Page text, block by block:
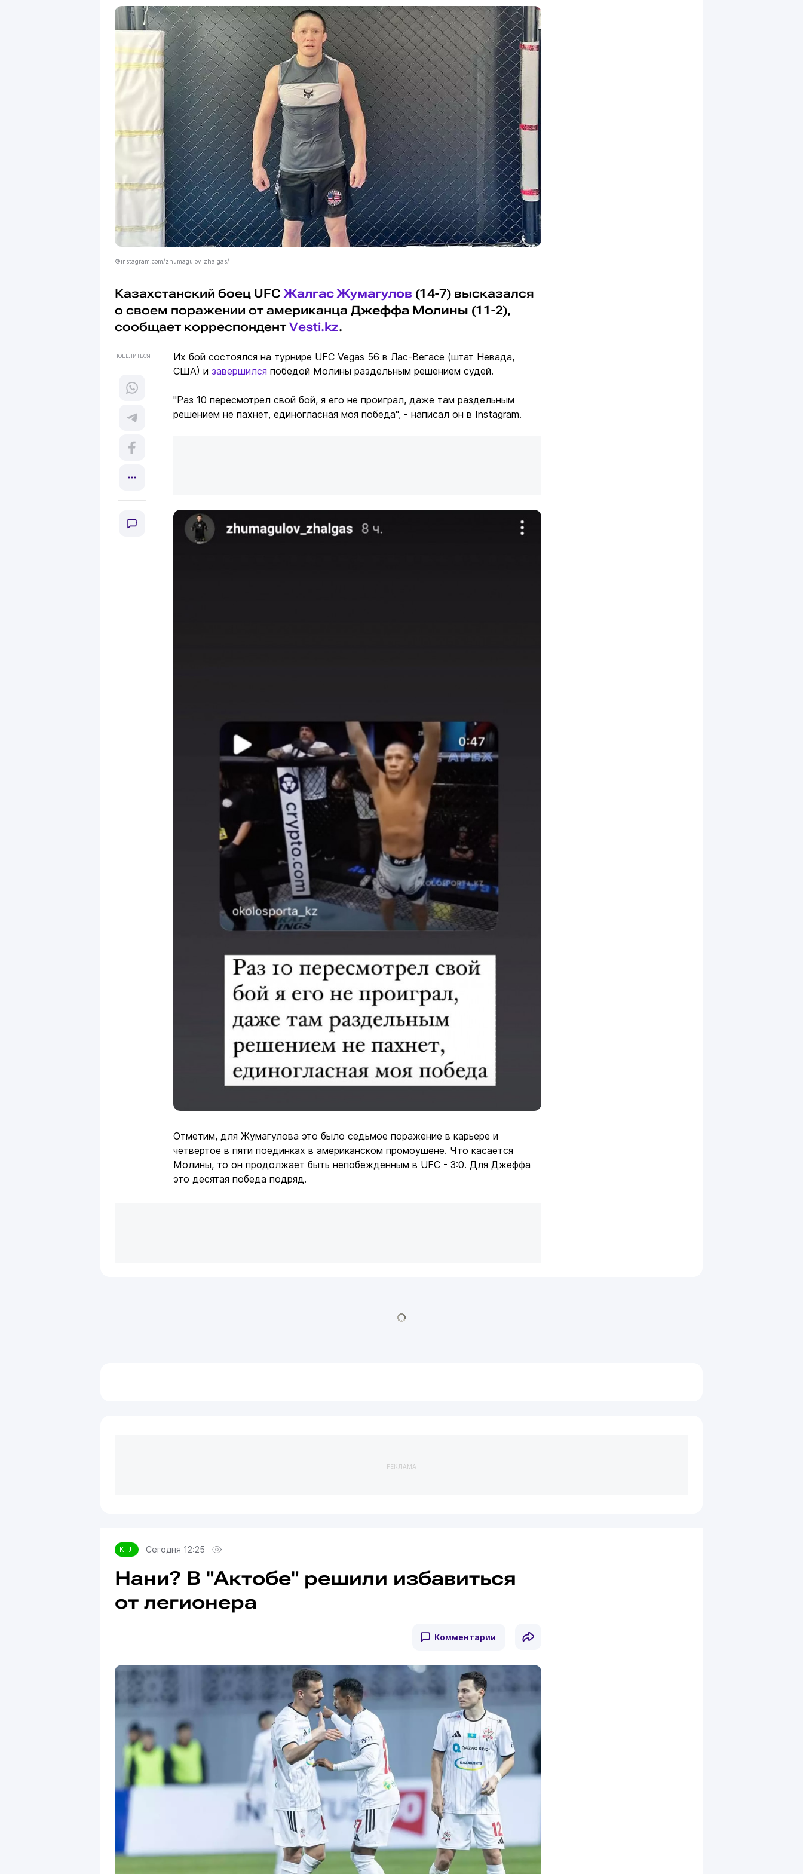
©instagram.com/zhumagulov_zhalgas/
Казахстанский боец UFCЖалгас Жумагулов (14-7) высказался
о своем поражении от американца Джеффа Молины (11-2),
сообщает корреспондент Vesti.kz.
ПОДЕЛИТЬСЯ
Их бой состоялся на турнире UFC Vegas 56 в Лас-Вегасе (штат Невада,
США) и завершился победой Молины раздельным решением судей.
"Раз 10 пересмотрел свой бой, я его не проиграл, даже там раздельным
решением не пахнет, единогласная моя победа", - написал он в Instagram.
Отметим, для Жумагулова это было седьмое поражение в карьере и
четвертое в пяти поединках в американском промоушене. Что касается
Молины, то он продолжает быть непобежденным в UFC - 3:0. Для Джеффа
это десятая победа подряд.
РЕКЛАМА
КПЛ Сегодня 12:25
Нани? В "Актобе" решили избавиться
от легионера
Комментарии